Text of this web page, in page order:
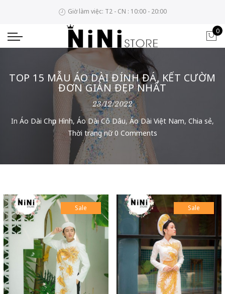
Giờ làm việc: T2 - CN : 10:00 - 20:00
0
TOP 15 MẪU ÁO DÀI ĐÍNH ĐÁ, KẾT CƯỜM
ĐƠN GIẢN ĐẸP NHẤT
23/12/2022
In Áo Dài Chụp Hình, Áo Dài Cô Dâu,Áo Dài Việt Nam, Chia sẻ,
Thời trang nữ 0 Comments
Sale Sale